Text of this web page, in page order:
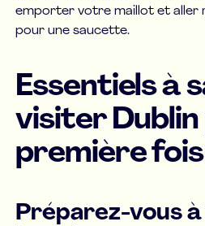
emporter votre maillot et aller
pour une saucette.
Essentiels à
visiter Dublin
première fois
Préparez-vous